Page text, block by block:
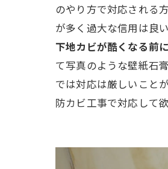
のやり方で対応される
が多く過大な信用は良
下地カビが酷くなる前
て写真のような壁紙石
では対応は厳しいこと
防カビ工事で対応して